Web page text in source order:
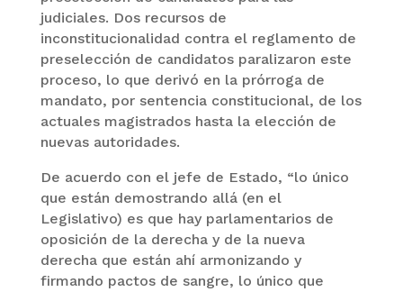
judiciales. Dos recursos de
inconstitucionalidad contra el reglamento de
preselección de candidatos paralizaron este
proceso, lo que derivó en la prórroga de
mandato, por sentencia constitucional, de los
actuales magistrados hasta la elección de
nuevas autoridades.
De acuerdo con el jefe de Estado, “lo único
que están demostrando allá (en el
Legislativo) es que hay parlamentarios de
oposición de la derecha y de la nueva
derecha que están ahí armonizando y
firmando pactos de sangre, lo único que